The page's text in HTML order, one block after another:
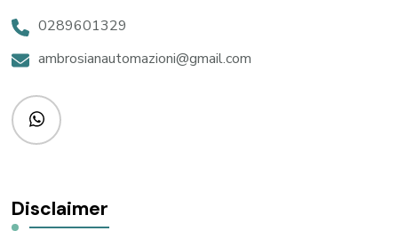
0289601329
ambrosianautomazioni@gmail.com
Disclaimer